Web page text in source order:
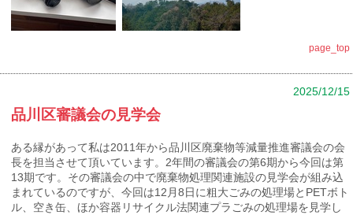
page_top
2025/12/15
品川区審議会の見学会
ある縁があって私は2011年から品川区廃棄物等減量推進審議会の会
長を担当させて頂いています。2年間の審議会の第6期から今回は第
13期です。その審議会の中で廃棄物処理関連施設の見学会が組み込
まれているのですが、今回は12月8日に粗大ごみの処理場とPETボト
ル、空き缶、ほか容器リサイクル法関連プラごみの処理場を見学し